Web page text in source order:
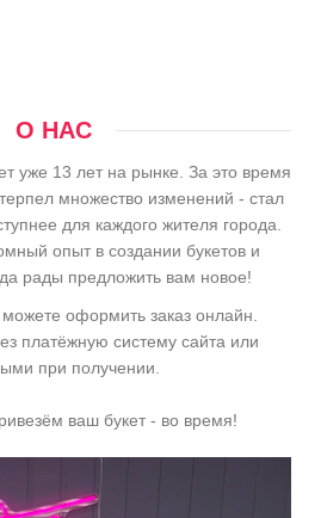
О НАС
уже 13 лет на рынке. За это время
множество изменений - стал
для каждого жителя города.
опыт в создании букетов и
рады предложить вам новое!
оформить заказ онлайн.
платёжную систему сайта или
при получении.
ваш букет - во время!